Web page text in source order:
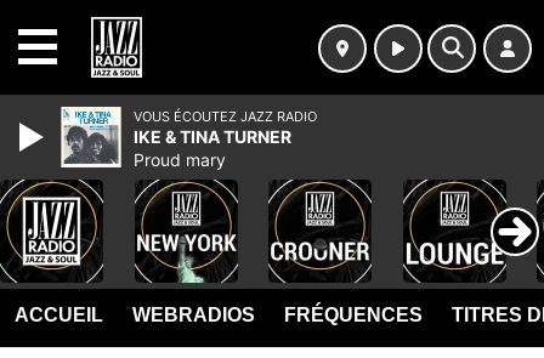
ACCUEIL WEBRADIOS FRÉQUENCES TITRES
VOUS ÉCOUTEZ JAZZ RADIO
IKE & TINA TURNER
Proud mary